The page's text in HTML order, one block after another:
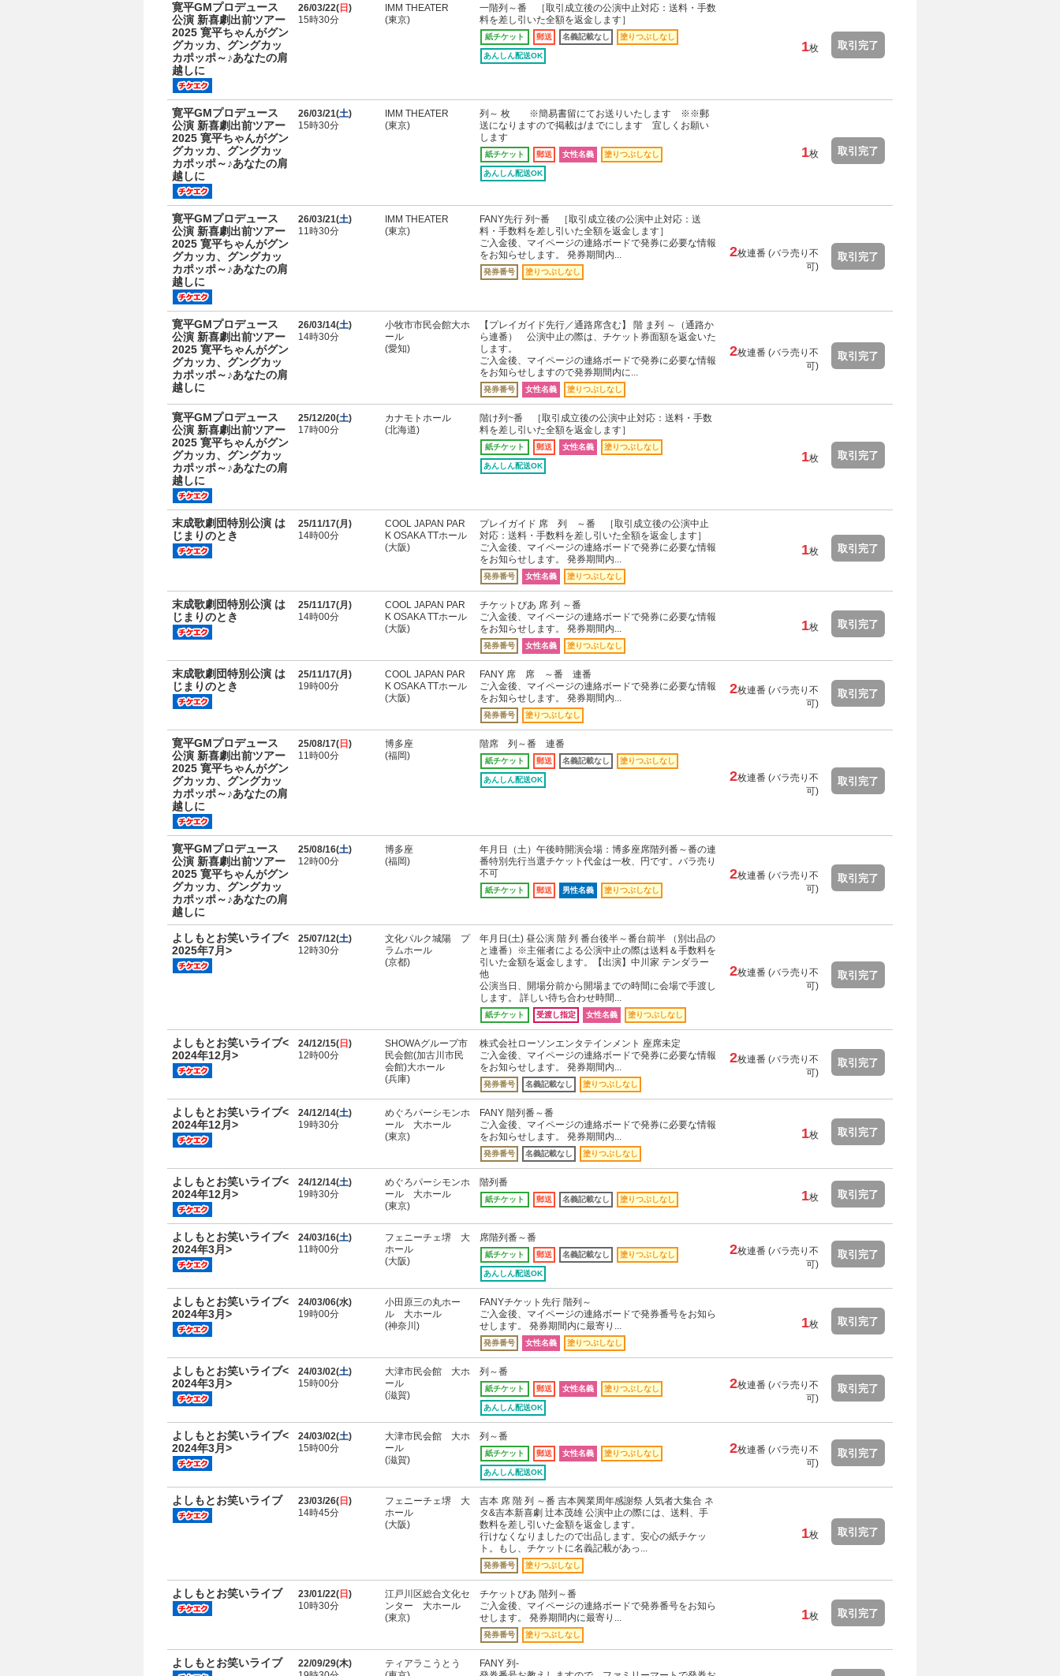
寛平GMプロデュース
公演 新喜劇出前ツアー
2025 寛平ちゃんがグン
グカッカ、グングカッ
カポッポ～♪あなたの肩
越しに
26/03/22( 日 )
15時30分
IMM THEATER
(東京)
一階列～番 ［取引成立後の公演中止対応：送料・手数
料を差し引いた全額を返金します］
紙チケット 郵送 名義記載なし 塗りつぶしなし
あんしん配送OK
1枚 取引完了
寛平GMプロデュース
公演 新喜劇出前ツアー
2025 寛平ちゃんがグン
グカッカ、グングカッ
カポッポ～♪あなたの肩
越しに
26/03/21(土)
15時30分
IMM THEATER
(東京)
列～ 枚 ※簡易書留にてお送りいたします ※※郵
送になりますので掲載は/までにします 宜しくお願い
します
紙チケット 郵送 女性名義 塗りつぶしなし
あんしん配送OK
1枚 取引完了
寛平GMプロデュース
公演 新喜劇出前ツアー
2025 寛平ちゃんがグン
グカッカ、グングカッ
カポッポ～♪あなたの肩
越しに
26/03/21(土)
11時30分
IMM THEATER
(東京)
FANY先行 列~番 ［取引成立後の公演中止対応：送
料・手数料を差し引いた全額を返金します］
ご入金後、マイページの連絡ボードで発券に必要な情報
をお知らせします。 発券期間内...
発券番号 塗りつぶしなし
2枚連番 (バラ売り不
可)
取引完了
寛平GMプロデュース
公演 新喜劇出前ツアー
2025 寛平ちゃんがグン
グカッカ、グングカッ
カポッポ～♪あなたの肩
越しに
26/03/14(土)
14時30分
小牧市市民会館大ホ
ール
(愛知)
【プレイガイド先行／通路席含む】 階 ま列 ～（通路か
ら連番） 公演中止の際は、チケット券面額を返金いた
します。
ご入金後、マイページの連絡ボードで発券に必要な情報
をお知らせしますので発券期間内に...
発券番号 女性名義 塗りつぶしなし
2枚連番 (バラ売り不
可)
取引完了
寛平GMプロデュース
公演 新喜劇出前ツアー
2025 寛平ちゃんがグン
グカッカ、グングカッ
カポッポ～♪あなたの肩
越しに
25/12/20(土)
17時00分
カナモトホール
(北海道)
階け列~番 ［取引成立後の公演中止対応：送料・手数
料を差し引いた全額を返金します］
紙チケット 郵送 女性名義 塗りつぶしなし
あんしん配送OK
1枚 取引完了
末成歌劇団特別公演 は
じまりのとき
25/11/17(月 )
14時00分
COOL JAPAN PAR
K OSAKA TTホール
(大阪)
プレイガイド 席 列 ～番 ［取引成立後の公演中止
対応：送料・手数料を差し引いた全額を返金します］
ご入金後、マイページの連絡ボードで発券に必要な情報
をお知らせします。 発券期間内...
発券番号 女性名義 塗りつぶしなし
1枚 取引完了
末成歌劇団特別公演 は
じまりのとき
25/11/17(月 )
14時00分
COOL JAPAN PAR
K OSAKA TTホール
(大阪)
チケットぴあ 席 列 ～番
ご入金後、マイページの連絡ボードで発券に必要な情報
をお知らせします。 発券期間内...
発券番号 女性名義 塗りつぶしなし
1枚 取引完了
末成歌劇団特別公演 は
じまりのとき
25/11/17(月 )
19時00分
COOL JAPAN PAR
K OSAKA TTホール
(大阪)
FANY 席 席 ～番 連番
ご入金後、マイページの連絡ボードで発券に必要な情報
をお知らせします。 発券期間内...
発券番号 塗りつぶしなし
2枚連番 (バラ売り不
可)
取引完了
寛平GMプロデュース
公演 新喜劇出前ツアー
2025 寛平ちゃんがグン
グカッカ、グングカッ
カポッポ～♪あなたの肩
越しに
25/08/17( 日 )
11時00分
博多座
(福岡)
階席 列～番 連番
紙チケット 郵送 名義記載なし 塗りつぶしなし
あんしん配送OK 2枚連番 (バラ売り不
可)
取引完了
寛平GMプロデュース
公演 新喜劇出前ツアー
2025 寛平ちゃんがグン
グカッカ、グングカッ
カポッポ～♪あなたの肩
越しに
25/08/16(土)
12時00分
博多座
(福岡)
年月日（土）午後時開演会場：博多座席階列番～番の連
番特別先行当選チケット代金は一枚、円です。バラ売り
不可
紙チケット 郵送 男性名義 塗りつぶしなし
2枚連番 (バラ売り不
可)
取引完了
よしもとお笑いライブ<
2025年7月>
25/07/12(土)
12時30分
文化パルク城陽 プ
ラムホール
(京都)
年月日(土) 昼公演 階 列 番台後半～番台前半 （別出品の
と連番）※主催者による公演中止の際は送料＆手数料を
引いた金額を返金します。【出演】中川家 テンダラー
他
公演当日、開場分前から開場までの時間に会場で手渡し
します。 詳しい待ち合わせ時間...
紙チケット 受渡し指定 女性名義 塗りつぶしなし
2枚連番 (バラ売り不
可)
取引完了
よしもとお笑いライブ<
2024年12月>
24/12/15( 日 )
12時00分
SHOWAグループ市
民会館(加古川市民
会館)大ホール
(兵庫)
株式会社ローソンエンタテインメント 座席未定
ご入金後、マイページの連絡ボードで発券に必要な情報
をお知らせします。 発券期間内...
発券番号 名義記載なし 塗りつぶしなし
2枚連番 (バラ売り不
可)
取引完了
よしもとお笑いライブ<
2024年12月>
24/12/14(土)
19時30分
めぐろパーシモンホ
ール 大ホール
(東京)
FANY 階列番～番
ご入金後、マイページの連絡ボードで発券に必要な情報
をお知らせします。 発券期間内...
発券番号 名義記載なし 塗りつぶしなし
1枚 取引完了
よしもとお笑いライブ<
2024年12月>
24/12/14(土)
19時30分
めぐろパーシモンホ
ール 大ホール
(東京)
階列番
紙チケット 郵送 名義記載なし 塗りつぶしなし 1枚 取引完了
よしもとお笑いライブ<
2024年3月>
24/03/16(土)
11時00分
フェニーチェ堺 大
ホール
(大阪)
席階列番～番
紙チケット 郵送 名義記載なし 塗りつぶしなし
あんしん配送OK
2枚連番 (バラ売り不
可)
取引完了
よしもとお笑いライブ<
2024年3月>
24/03/06(水)
19時00分
小田原三の丸ホー
ル 大ホール
(神奈川)
FANYチケット先行 階列～
ご入金後、マイページの連絡ボードで発券番号をお知ら
せします。 発券期間内に最寄り...
発券番号 女性名義 塗りつぶしなし
1枚 取引完了
よしもとお笑いライブ<
2024年3月>
24/03/02(土)
15時00分
大津市民会館 大ホ
ール
(滋賀)
列～番
紙チケット 郵送 女性名義 塗りつぶしなし
あんしん配送OK
2枚連番 (バラ売り不
可)
取引完了
よしもとお笑いライブ<
2024年3月>
24/03/02(土)
15時00分
大津市民会館 大ホ
ール
(滋賀)
列～番
紙チケット 郵送 女性名義 塗りつぶしなし
あんしん配送OK
2枚連番 (バラ売り不
可)
取引完了
よしもとお笑いライブ 23/03/26( 日 )
14時45分
フェニーチェ堺 大
ホール
(大阪)
吉本 席 階 列 ～番 吉本興業周年感謝祭 人気者大集合 ネ
タ&吉本新喜劇 辻本茂雄 公演中止の際には、送料、手
数料を差し引いた金額を返金します。
行けなくなりましたので出品します。安心の紙チケッ
ト。もし、チケットに名義記載があっ...
発券番号 塗りつぶしなし
1枚 取引完了
よしもとお笑いライブ 23/01/22( 日 )
10時30分
江戸川区総合文化セ
ンター 大ホール
(東京)
チケットぴあ 階列～番
ご入金後、マイページの連絡ボードで発券番号をお知ら
せします。 発券期間内に最寄り...
発券番号 塗りつぶしなし
1枚 取引完了
よしもとお笑いライブ 22/09/29(木)
ティアラこうとう
FANY 列-